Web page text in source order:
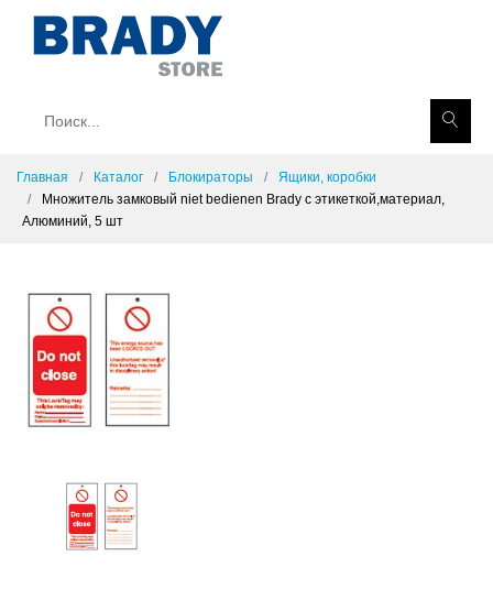
Главная Каталог Блокираторы
Ящики, коробки
Множитель замковый niet bedienen Brady с этикеткой,материал,
Алюминий, 5 шт